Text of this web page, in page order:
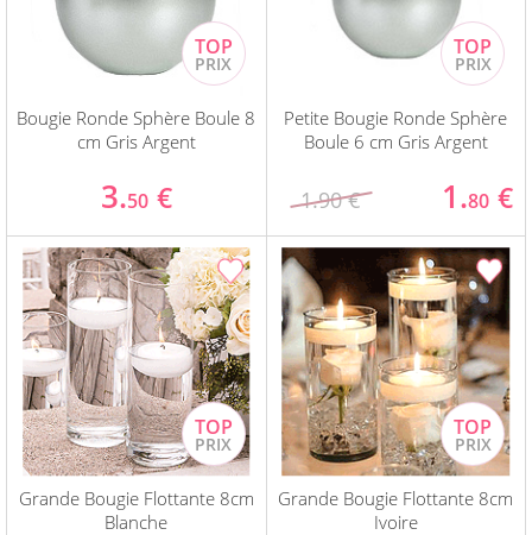
Bougie Ronde Sphère Boule 8
cm Gris Argent
3.50 €
Petite Bougie Ronde Sphère
Boule 6 cm Gris Argent
1.90 € 1.80 €
Grande Bougie Flottante 8cm
Blanche
Grande Bougie Flottante 8cm
Ivoire